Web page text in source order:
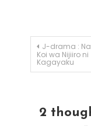
J-drama :
Koi wa Nijiiro ni
Kagayaku
2